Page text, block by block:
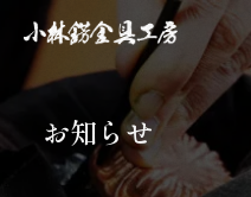
お知らせ